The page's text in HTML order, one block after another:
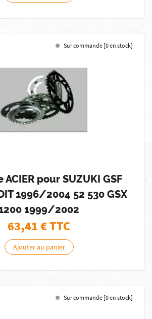
Sur commande [0 en stock]
ACIER pour SUZUKI GSF
1996/2004 52 530 GSX
1999/2002
63,41€ TTC
Ajouter au panier
Sur commande [0 en stock]